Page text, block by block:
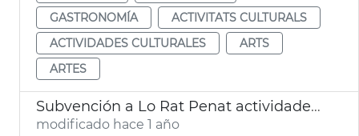
GASTRONOMÍA
ACTIVITATS CULTURALS
ACTIVIDADES CULTURALES
ARTS
ARTES
Subvención a Lo Rat Penat actividades cualturales
modificado hace 1 año